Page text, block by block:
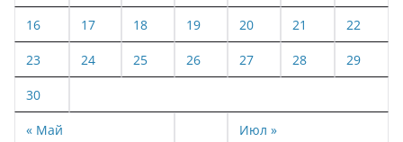
« Май Июл »
16 17 18 19 20 21 22
23 24 25 26 27 28 29
30